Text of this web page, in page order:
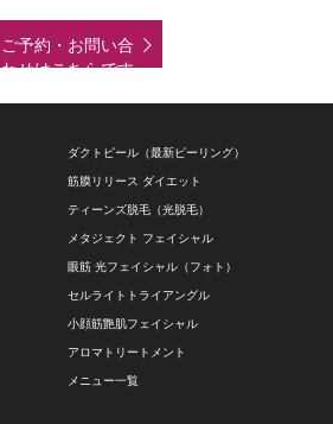
ご予約・お問い合
わせはこちらです
ダクトピール（最新ピーリング）
筋膜リリース ダイエット
ティーンズ脱毛（光脱毛）
メタジェクト フェイシャル
眼筋 光フェイシャル（フォト）
セルライトトライアングル
小顔筋艶肌フェイシャル
アロマトリートメント
メニュー一覧